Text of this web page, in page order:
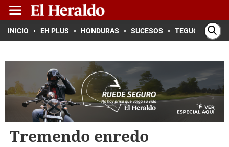
INICIO EH PLUS HONDURAS SUCESOS TEGUCIGALPA
Tremendo enredo